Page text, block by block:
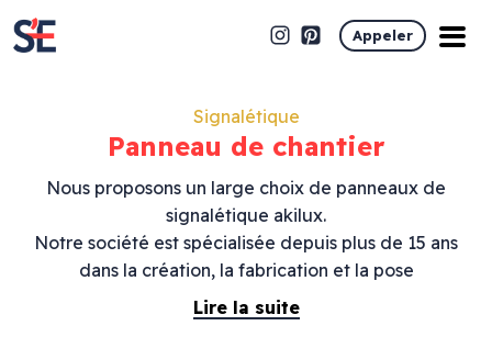
Appeler
Signalétique
Panneau de chantier
Nous proposons un large choix de panneaux de
signalétique akilux.
Notre société est spécialisée depuis plus de 15 ans
dans la création, la fabrication et la pose
d’enseigne Led, enseigne lumineuse, marquage
véhicule et signalétique à Toulouse et Montauban.
Lire la suite